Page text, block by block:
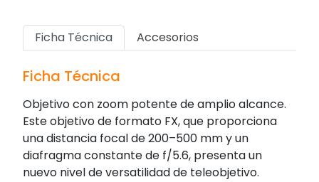
Ficha Técnica Accesorios
Ficha Técnica
Objetivo con zoom potente de amplio alcance.
Este objetivo de formato FX, que proporciona
una distancia focal de 200–500 mm y un
diafragma constante de f/5.6, presenta un
nuevo nivel de versatilidad de teleobjetivo.